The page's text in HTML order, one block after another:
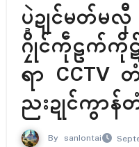
ပ္ဍဲဍုၚ်မတ်မ
ဂၠိုၚ်ကဵုဠက်ကို
ရာ
ညးဍုၚ်ကွာန်
By sanlontai